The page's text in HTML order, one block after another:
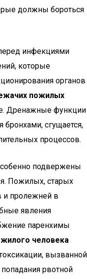
должны бороться
инфекциями
которые
органов
пожилых
Дренажные функции
бронхами, сгущается,
процессов.
подвержены
Пожилых, старых
и пролежней в
явления
паренхимы
человека
вызванной
рвотной